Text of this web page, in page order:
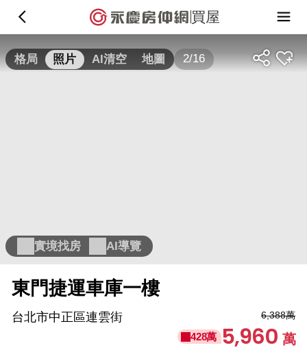
買屋
格局 照片 AI清空 地圖 2/16
實境找房 AI導覽
東門捷運車庫一樓
台北市中正區連雲街 6,388萬
428萬 5,960萬